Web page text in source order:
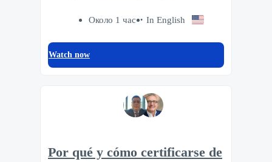
Около 1 час In English
Watch now
Por qué y cómo certificarse de